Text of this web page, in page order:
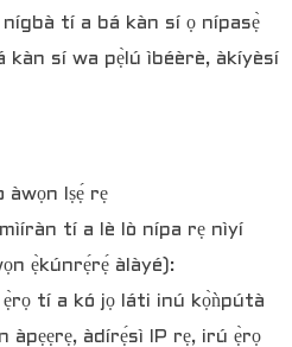
tí a bá kàn sí ọ nípasẹ̀
sí wa pẹ̀lú ìbéèrè, àkíyèsí
Iṣẹ́ rẹ
tí a lè lò nípa rẹ nìyí
ẹ̀kúnrẹ́rẹ́ àlàyé):
tí a kó jọ láti inú kọ̀ǹpútà
àpẹẹrẹ, àdírẹ́sì IP rẹ, irú ẹ̀rọ